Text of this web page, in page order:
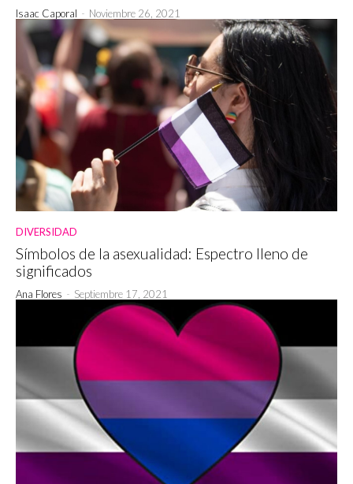
Isaac Caporal - Noviembre 26, 2021
DIVERSIDAD
Símbolos de la asexualidad: Espectro lleno de
significados
Ana Flores - Septiembre 17, 2021